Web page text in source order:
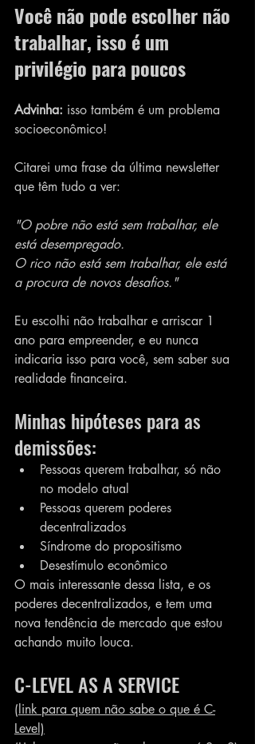
Você não pode escolher não
trabalhar, isso é um
privilégio para poucos
Advinha: isso também é um problema
socioeconômico!
Citarei uma frase da última newsletter
que têm tudo a ver:
"O pobre não está sem trabalhar, ele
está desempregado.
O rico não está sem trabalhar, ele está
a procura de novos desafios."
Eu escolhi não trabalhar e arriscar 1
ano para empreender, e eu nunca
indicaria isso para você, sem saber sua
realidade financeira.
Minhas hipóteses para as
demissões:
Pessoas querem trabalhar, só não
no modelo atual
Pessoas querem poderes
decentralizados
Síndrome do propositismo
Desestímulo econômico
O mais interessante dessa lista, e os
poderes decentralizados, e tem uma
nova tendência de mercado que estou
achando muito louca.
C-LEVEL AS A SERVICE
(link para quem não sabe o que é C-
Level)